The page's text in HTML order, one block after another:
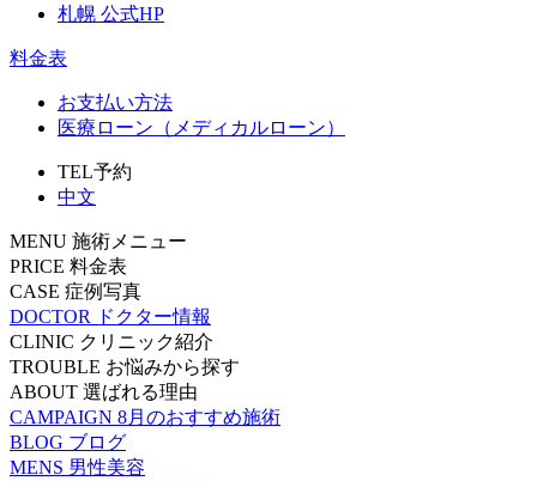
札幌 公式HP
料金表
お支払い方法
医療ローン（メディカルローン）
TEL予約
中文
MENU 施術メニュー
PRICE 料金表
CASE 症例写真
DOCTOR
ドクター情報
CLINIC クリニック紹介
TROUBLE お悩みから探す
ABOUT 選ばれる理由
CAMPAIGN 8月のおすすめ施術
BLOG ブログ
MENS 男性美容